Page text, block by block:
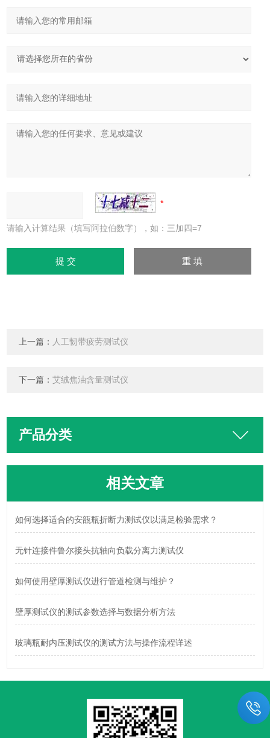
请输入计算结果（填写阿拉伯数字），如：三加四=7
上一篇： 人工韧带疲劳测试仪
下一篇：艾绒焦油含量测试仪
产品分类
相关文章
如何选择适合的安瓿瓶折断力测试仪以满足检验需求？
无针连接件鲁尔接头抗轴向负载分离力测试仪
如何使用壁厚测试仪进行管道检测与维护？
壁厚测试仪的测试参数选择与数据分析方法
玻璃瓶耐内压测试仪的测试方法与操作流程详述